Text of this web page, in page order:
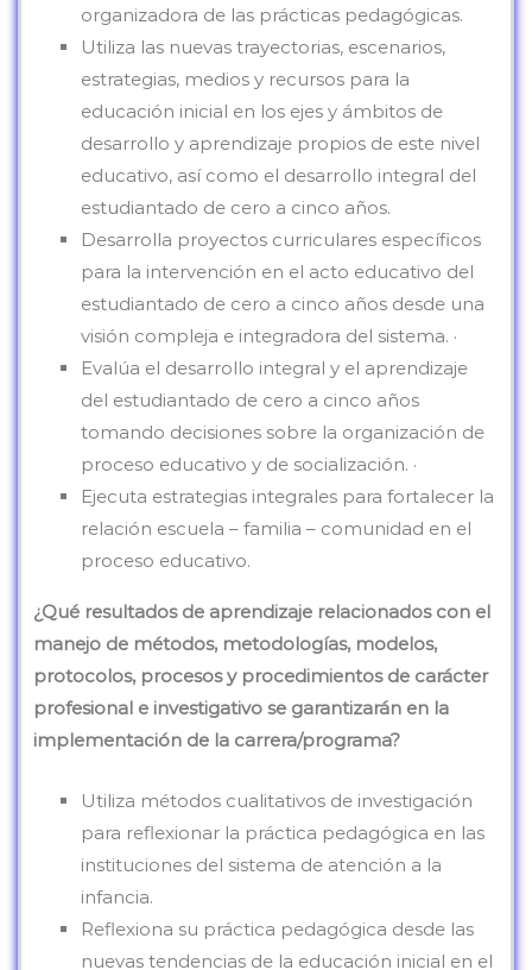
organizadora de las prácticas pedagógicas.
Utiliza las nuevas trayectorias, escenarios,
estrategias, medios y recursos para la
educación inicial en los ejes y ámbitos de
desarrollo y aprendizaje propios de este nivel
educativo, así como el desarrollo integral del
estudiantado de cero a cinco años.
Desarrolla proyectos curriculares específicos
para la intervención en el acto educativo del
estudiantado de cero a cinco años desde una
visión compleja e integradora del sistema. ·
Evalúa el desarrollo integral y el aprendizaje
del estudiantado de cero a cinco años
tomando decisiones sobre la organización de
proceso educativo y de socialización. ·
Ejecuta estrategias integrales para fortalecer la
relación escuela – familia – comunidad en el
proceso educativo.
¿Qué resultados de aprendizaje relacionados con el
manejo de métodos, metodologías, modelos,
protocolos, procesos y procedimientos de carácter
profesional e investigativo se garantizarán en la
implementación de la carrera/programa?
Utiliza métodos cualitativos de investigación
para reflexionar la práctica pedagógica en las
instituciones del sistema de atención a la
infancia.
Reflexiona su práctica pedagógica desde las
nuevas tendencias de la educación inicial en el